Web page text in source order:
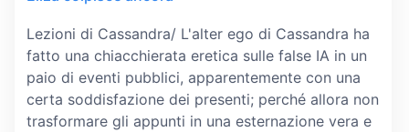
Lezioni di Cassandra/ L'alter ego di Cassandra ha
fatto una chiacchierata eretica sulle false IA in un
paio di eventi pubblici, apparentemente con una
certa soddisfazione dei presenti; perché allora non
trasformare gli appunti in una esternazione vera e